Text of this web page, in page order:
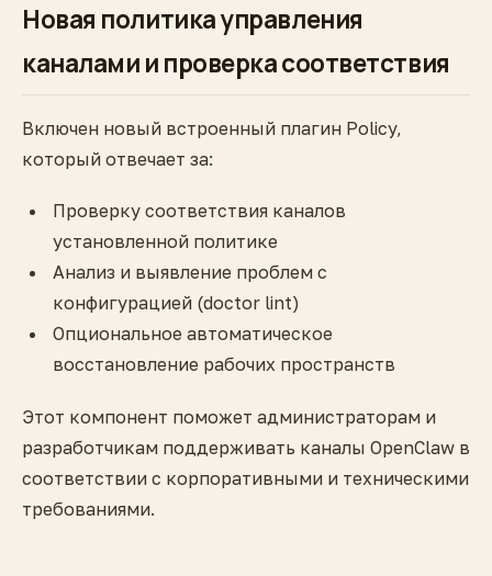
Новая политика управления
каналами и проверка соответствия
Включен новый встроенный плагин Policy,
который отвечает за:
Проверку соответствия каналов
установленной политике
Анализ и выявление проблем с
конфигурацией (doctor lint)
Опциональное автоматическое
восстановление рабочих пространств
Этот компонент поможет администраторам и
разработчикам поддерживать каналы OpenClaw в
соответствии с корпоративными и техническими
требованиями.